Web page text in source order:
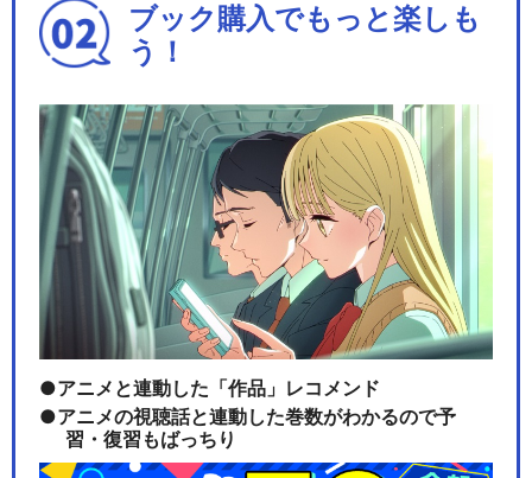
ブック購入でもっと楽しも
う！
アニメと連動した「作品」レコメンド
アニメの視聴話と連動した巻数がわかるので予
習・復習もばっちり